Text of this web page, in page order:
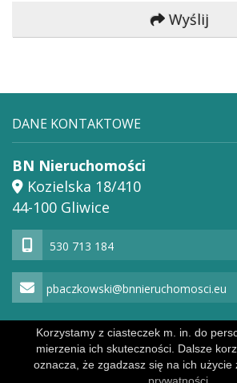
Wyślij
DANE KONTAKTOWE
BN Nieruchomości
Kozielska 18/410
44-100 Gliwice
530 713 184
pbaczkowski@bnnieruchomosci.eu
Powered by Polityka prywatności
Korzystamy z ciasteczek m. in. do
mierzenia ich skuteczności. Dalsze
oznacza, że zgadzasz się na ich użycie